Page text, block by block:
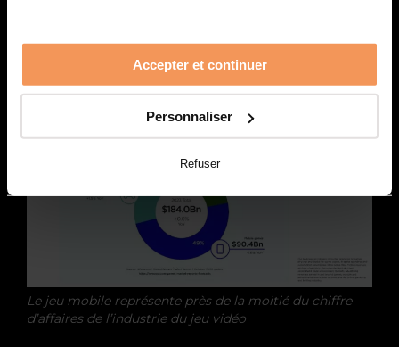
Accepter et continuer
Personnaliser
Refuser
Google. Si la décision est confirmée en appel, la
multinationale pourrait se voir contrainte de partager
Le jeu mobile représente près de la moitié du chiffre
d’affaires de l’industrie du jeu vidéo